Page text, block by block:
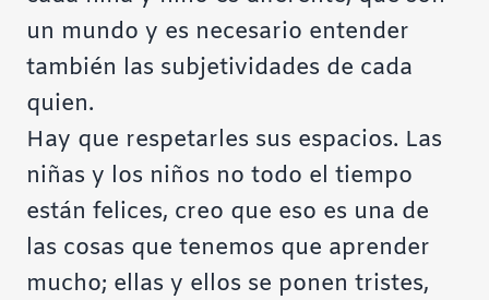
un mundo y es necesario entender
también las subjetividades de cada
quien.
Hay que respetarles sus espacios. Las
niñas y los niños no todo el tiempo
están felices, creo que eso es una de
las cosas que tenemos que aprender
mucho; ellas y ellos se ponen tristes,